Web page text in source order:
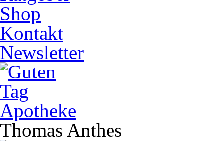
Shop
Kontakt
Newsletter
Thomas Anthes